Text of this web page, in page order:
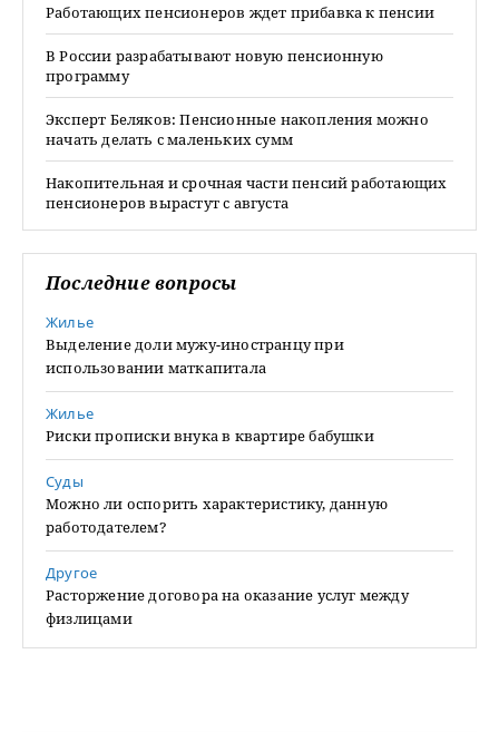
Работающих пенсионеров ждет прибавка к пенсии
В России разрабатывают новую пенсионную
программу
Эксперт Беляков: Пенсионные накопления можно
начать делать с маленьких сумм
Накопительная и срочная части пенсий работающих
пенсионеров вырастут с августа
Последние вопросы
Жилье
Выделение доли мужу-иностранцу при
использовании маткапитала
Жилье
Риски прописки внука в квартире бабушки
Суды
Можно ли оспорить характеристику, данную
работодателем?
Другое
Расторжение договора на оказание услуг между
физлицами